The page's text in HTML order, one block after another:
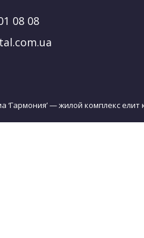
08 08
‘Гармония’ — жилой комплекс елит